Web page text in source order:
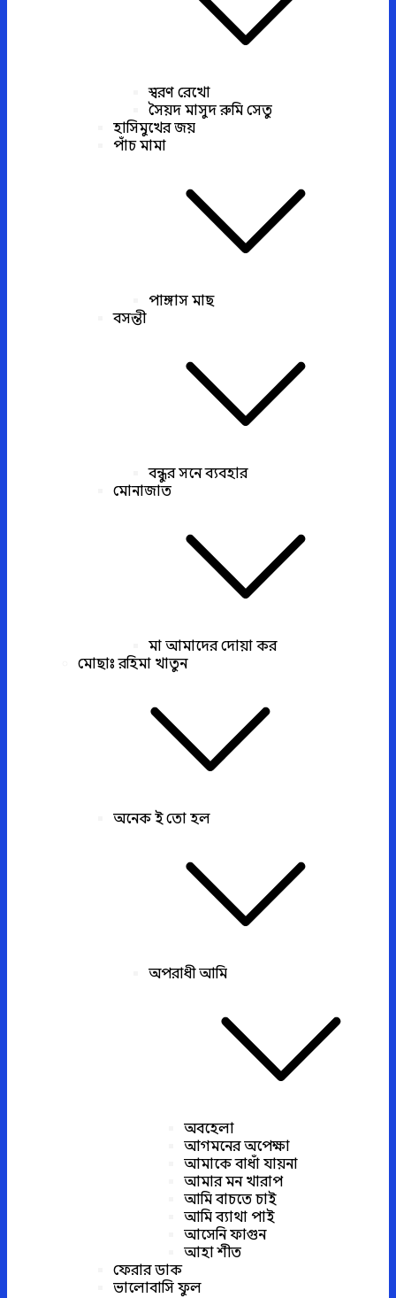
স্বরণ রেখো
সৈয়দ মাসুদ রুমি সেতু
হাসিমুখের জয়
পাঁচ মামা
পাঙ্গাস মাছ
বসন্তী
বন্ধুর সনে ব্যবহার
মোনাজাত
মা আমাদের দোয়া কর
মোছাঃ রহিমা খাতুন
অনেক ই তো হল
অপরাধী আমি
অবহেলা
আগমনের অপেক্ষা
আমাকে বাধাঁ যায়না
আমার মন খারাপ
আমি বাচতে চাই
আমি ব্যাথা পাই
আসেনি ফাগুন
আহা শীত
ফেরার ডাক
ভালোবাসি ফুল